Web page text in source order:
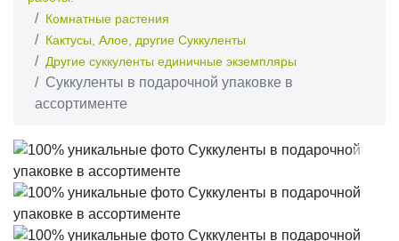
Комнатные растения
Кактусы, Алое, другие Суккуленты
Другие суккуленты единичные экземпляры
Суккуленты в подарочной упаковке в
ассортименте